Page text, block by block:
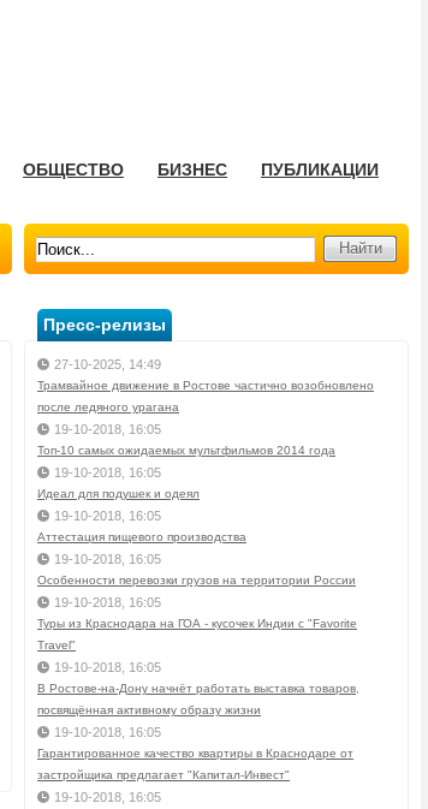
ОБЩЕСТВО БИЗНЕС
ПУБЛИКАЦИИ
Пресс-релизы
27-10-2025, 14:49
Трамвайное движение в Ростове частично возобновлено
после ледяного урагана
19-10-2018, 16:05
Toп-10 самых ожидаемых мультфильмов 2014 года
19-10-2018, 16:05
Идеал для подушек и одеял
19-10-2018, 16:05
Аттестация пищевого производства
19-10-2018, 16:05
Особенности перевозки грузов на территории России
19-10-2018, 16:05
Туры из Краснодара на ГОА - кусочек Индии с "Favorite
Travel"
19-10-2018, 16:05
В Ростове-на-Дону начнёт работать выставка товаров,
посвящённая активному образу жизни
19-10-2018, 16:05
Гарантированное качество квартиры в Краснодаре от
застройщика предлагает "Капитал-Инвест"
19-10-2018, 16:05